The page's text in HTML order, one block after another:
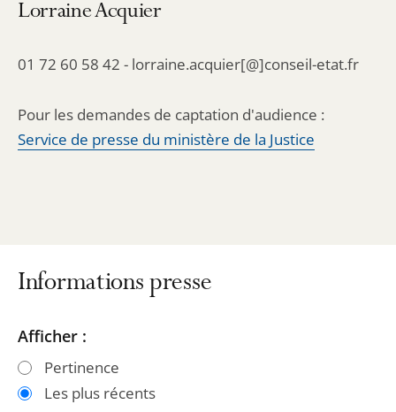
Lorraine Acquier
01 72 60 58 42 - lorraine.acquier[@]conseil-etat.fr
Pour les demandes de captation d'audience :
Service de presse du ministère de la Justice
Informations presse
Passer
les
filtres
Passer
les
filtres
Afficher :
Pertinence
Les plus récents